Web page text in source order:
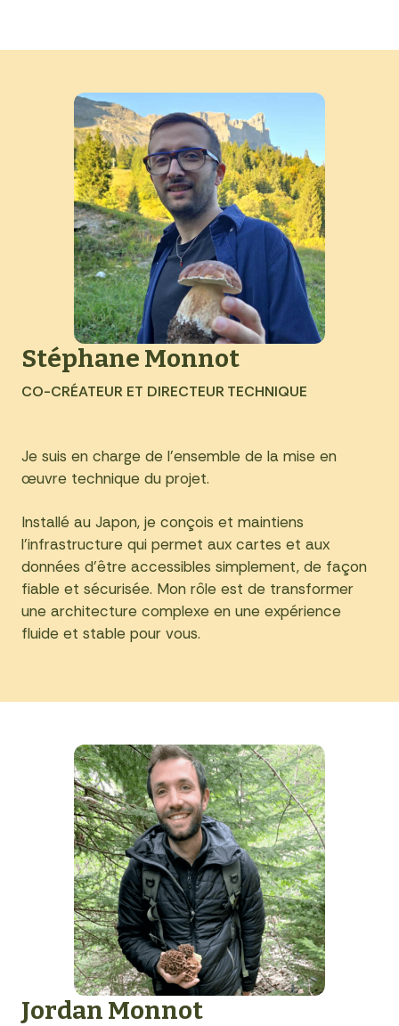
Stéphane Monnot
CO-CRÉATEUR ET DIRECTEUR TECHNIQUE
Je suis en charge de l’ensemble de la mise en
œuvre technique du projet.
Installé au Japon, je conçois et maintiens
l’infrastructure qui permet aux cartes et aux
données d’être accessibles simplement, de façon
fiable et sécurisée. Mon rôle est de transformer
une architecture complexe en une expérience
fluide et stable pour vous.
Jordan Monnot